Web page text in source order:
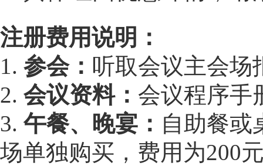
注册费用说明：
1. 参会： 听取会议主会场
2. 会议资料： 会议程序手
3.午餐、晚宴： 自助餐或
场单独购买，费用为200